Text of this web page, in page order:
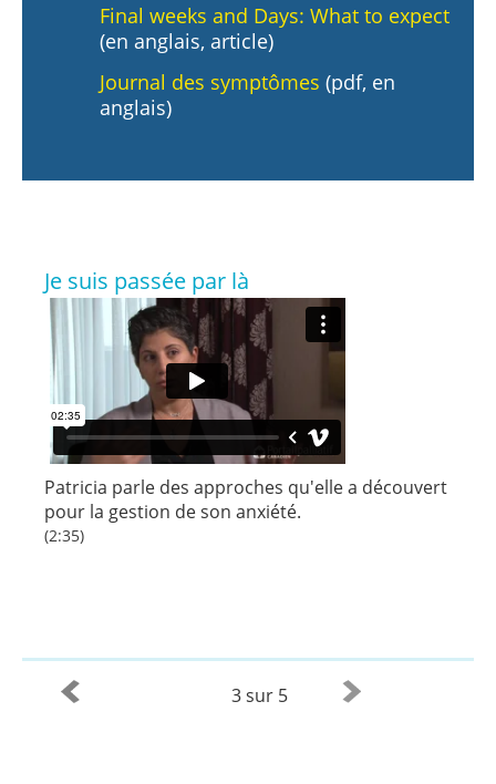
Final weeks and Days: What to expect
(en anglais, article)
Journal des symptômes (pdf, en
anglais)
Je suis passée par là
Patricia parle des approches qu'elle a découvert
pour la gestion de son anxiété.
(2:35)
3 sur 5